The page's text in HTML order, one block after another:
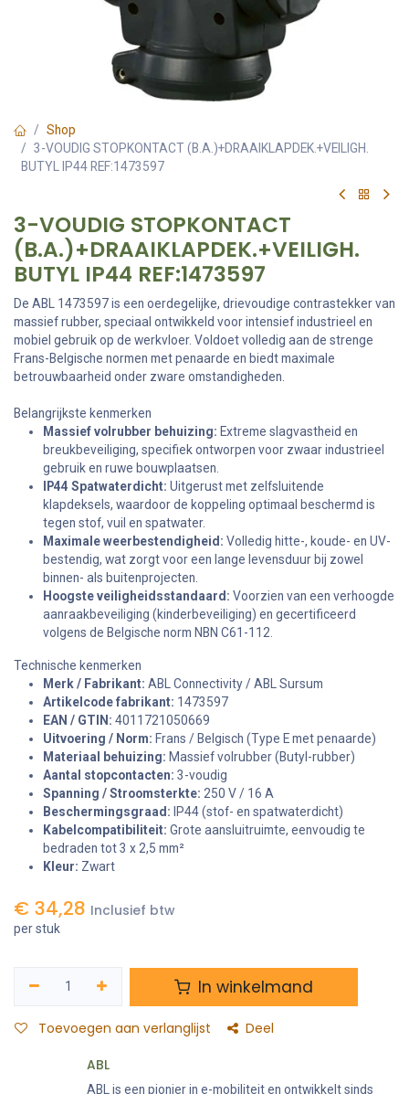
Shop
3-VOUDIG STOPKONTACT (B.A.)+DRAAIKLAPDEK.+VEILIGH.
BUTYL IP44 REF:1473597
3-VOUDIG STOPKONTACT
(B.A.)+DRAAIKLAPDEK.+VEILIGH.
BUTYL IP44 REF:1473597
De ABL 1473597 is een oerdegelijke, drievoudige contrastekker van
massief rubber, speciaal ontwikkeld voor intensief industrieel en
mobiel gebruik op de werkvloer. Voldoet volledig aan de strenge
Frans-Belgische normen met penaarde en biedt maximale
betrouwbaarheid onder zware omstandigheden.
Belangrijkste kenmerken
Massief volrubber behuizing: Extreme slagvastheid en
breukbeveiliging, specifiek ontworpen voor zwaar industrieel
gebruik en ruwe bouwplaatsen.
IP44 Spatwaterdicht: Uitgerust met zelfsluitende
klapdeksels, waardoor de koppeling optimaal beschermd is
tegen stof, vuil en spatwater.
Maximale weerbestendigheid: Volledig hitte-, koude- en UV-
bestendig, wat zorgt voor een lange levensduur bij zowel
binnen- als buitenprojecten.
Hoogste veiligheidsstandaard: Voorzien van een verhoogde
aanraakbeveiliging (kinderbeveiliging) en gecertificeerd
volgens de Belgische norm NBN C61-112.
Technische kenmerken
Merk / Fabrikant: ABL Connectivity / ABL Sursum
Artikelcode fabrikant: 1473597
EAN / GTIN: 4011721050669
Uitvoering / Norm: Frans / Belgisch (Type E met penaarde)
Materiaal behuizing: Massief volrubber (Butyl-rubber)
Aantal stopcontacten: 3-voudig
Spanning / Stroomsterkte: 250 V / 16 A
Beschermingsgraad: IP44 (stof- en spatwaterdicht)
Kabelcompatibiliteit: Grote aansluitruimte, eenvoudig te
bedraden tot 3 x 2,5 mm²
Kleur: Zwart
€ 34,28 Inclusief btw
per stuk
In winkelmand
Toevoegen aan verlanglijst Deel
ABL
ABL is een pionier in e-mobiliteit en ontwikkelt sinds